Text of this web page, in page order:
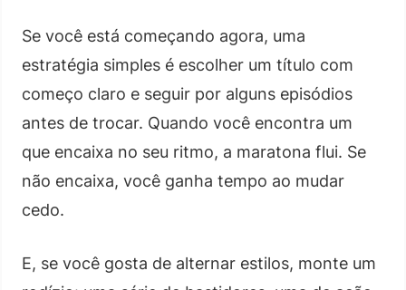
Se você está começando agora, uma
estratégia simples é escolher um título com
começo claro e seguir por alguns episódios
antes de trocar. Quando você encontra um
que encaixa no seu ritmo, a maratona flui. Se
não encaixa, você ganha tempo ao mudar
cedo.
E, se você gosta de alternar estilos, monte um